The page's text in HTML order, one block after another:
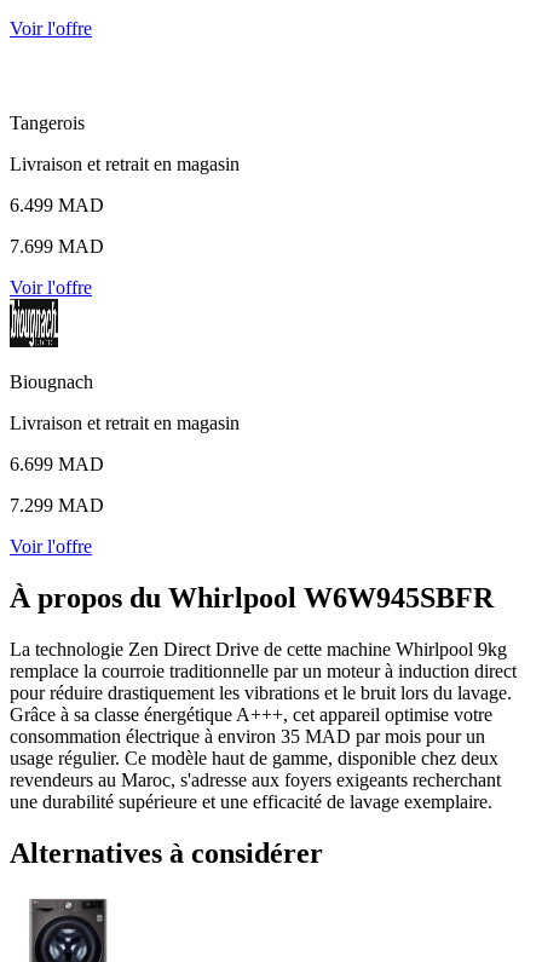
Voir l'offre
Tangerois
Livraison et retrait en magasin
6.499 MAD
7.699 MAD
Voir l'offre
Biougnach
Livraison et retrait en magasin
6.699 MAD
7.299 MAD
Voir l'offre
À propos du Whirlpool W6W945SBFR
La technologie Zen Direct Drive de cette machine Whirlpool 9kg
remplace la courroie traditionnelle par un moteur à induction direct
pour réduire drastiquement les vibrations et le bruit lors du lavage.
Grâce à sa classe énergétique A+++, cet appareil optimise votre
consommation électrique à environ 35 MAD par mois pour un
usage régulier. Ce modèle haut de gamme, disponible chez deux
revendeurs au Maroc, s'adresse aux foyers exigeants recherchant
une durabilité supérieure et une efficacité de lavage exemplaire.
Alternatives à considérer